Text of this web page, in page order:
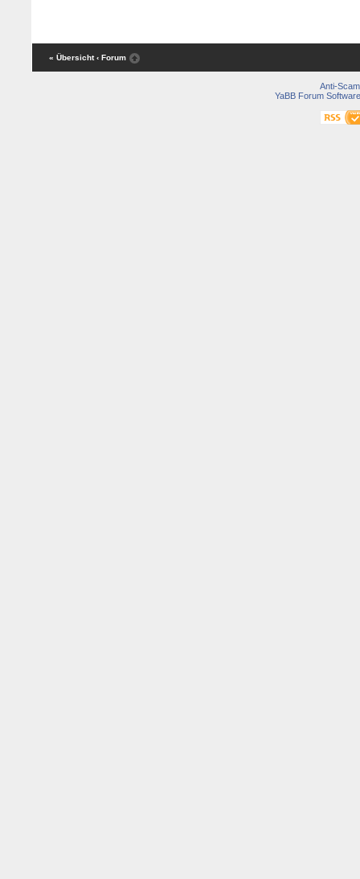
« Übersicht ‹ Forum
Anti-Scam
YaBB Forum Software